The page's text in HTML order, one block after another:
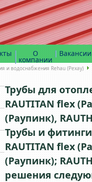
О
компании
Вакансии
и водоснабжения Rehau (Рехау)
Трубы для
RAUTITAN flex
(Раупинк),
Трубы и
RAUTITAN flex
(Раупинк);
решения